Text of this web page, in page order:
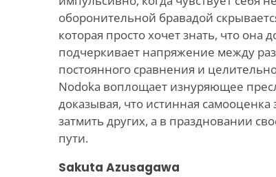
оборонительной бравадой
которая просто хочет знать, что она
подчеркивает напряжение между
постоянного сравнения и
Nodoka воплощает изнуряющее
доказывая, что истинная
затмить других, а в праздновании
пути.
Sakuta Azusagawa